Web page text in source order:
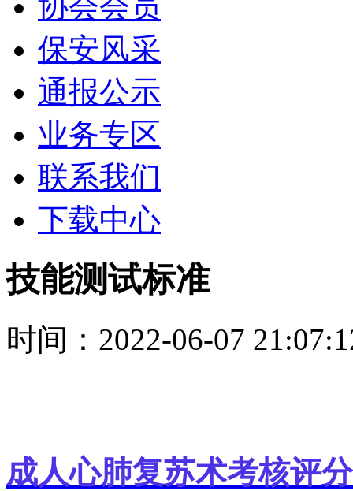
保安风采
通报公示
业务专区
联系我们
下载中心
技能测试标准
时间：2022-06-07
成人心肺复苏术考核评